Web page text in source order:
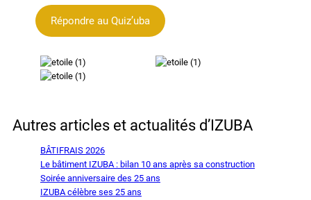
Répondre au Quiz’uba
Autres articles et actualités d’IZUBA
BÂTIFRAIS 2026
Le bâtiment IZUBA : bilan 10 ans après sa construction
Soirée anniversaire des 25 ans
IZUBA célèbre ses 25 ans